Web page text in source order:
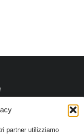
partner utilizziamo